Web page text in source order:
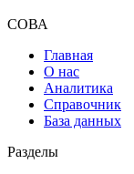
СОВА
Главная
О нас
Аналитика
Справочник
База данных
Разделы